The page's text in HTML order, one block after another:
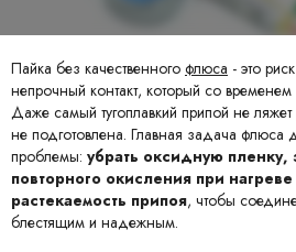
Пайка без качественного флюса - это
непрочный контакт, который со временем
Даже самый тугоплавкий припой не
не подготовлена. Главная задача флюса
проблемы: убрать оксидную пленку,
повторного окисления при
растекаемость припоя, чтобы
блестящим и надежным.